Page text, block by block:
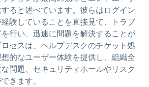
ると述べています。彼らはログイン
験していることを直接見て、トラブ
行い、迅速に問題を解決することが
セスは、ヘルプデスクのチケット処
的なユーザー体験を提供し、組織全
問題、セキュリティホールやリスク
きます。